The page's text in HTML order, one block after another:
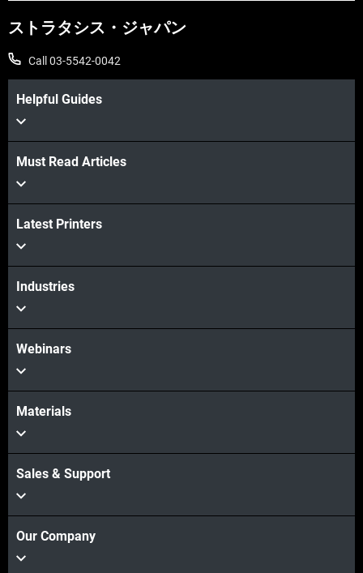
ストラタシス・ジャパン
Call 03-5542-0042
Helpful Guides
Must Read Articles
Latest Printers
Industries
Webinars
Materials
Sales & Support
Our Company